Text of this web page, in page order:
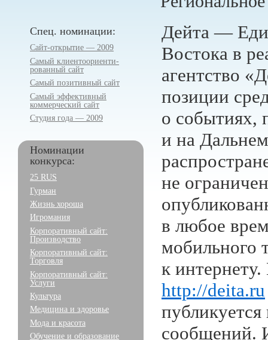
Спец. номинации:
Сайт-открытие — 2009
Самый клиентоориенти­
рованный сайт
Самый позитивный сайт
Самый эффективный
коммерческий сайт
Студия года — 2009
Номинации
конкурса:
25 RUS
Гурман
Жизнь хороша
Игромания
Корпоративный сайт:
Производство
Корпоративный сайт:
Торговля
Корпоративный сайт:
Услуги
Культура
Медицина и здоровье
Мода и красота
Обучение и образование
Дейта —
Востока в
агентство
позиции
о событиях,
и на
не
в любое
мобильного
к
http://deita.ru
сообщений.